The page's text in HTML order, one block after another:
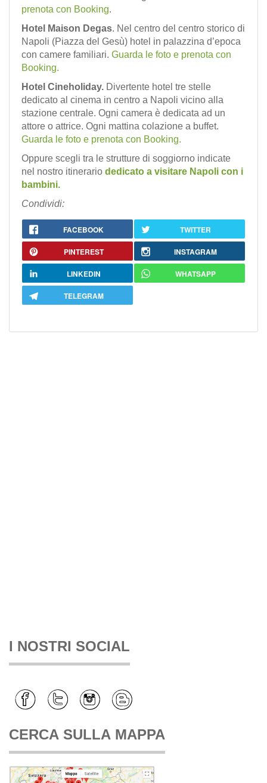
prenota con Booking.
Hotel Maison Degas. Nel centro del centro storico di
Napoli (Piazza del Gesù) hotel in palazzina d’epoca
con camere familiari. Guarda le foto e prenota con
Booking.
Hotel Cineholiday. Divertente hotel tre stelle
dedicato al cinema in centro a Napoli vicino alla
stazione centrale. Ogni camera è dedicata ad un
attore o attrice. Ogni mattina colazione a buffet.
Guarda le foto e prenota con Booking.
Oppure scegli tra le strutture di soggiorno indicate
nel nostro itinerario dedicato a visitare Napoli con i
bambini.
Condividi:
FACEBOOK TWITTER
PINTEREST INSTAGRAM
LINKEDIN WHATSAPP
TELEGRAM
I NOSTRI SOCIAL
CERCA SULLA MAPPA